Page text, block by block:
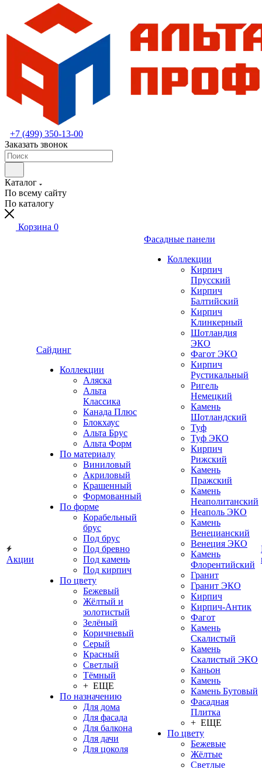
+7 (499) 350-13-00
Заказать звонок
Каталог
По всему сайту
По каталогу
Корзина 0
Акции
Сайдинг
Коллекции
Аляска
Альта
Классика
Канада Плюс
Блокхаус
Альта Брус
Альта Форм
По материалу
Виниловый
Акриловый
Крашенный
Формованный
По форме
Корабельный
брус
Под брус
Под бревно
Под камень
Под кирпич
По цвету
Бежевый
Жёлтый и
золотистый
Зелёный
Коричневый
Серый
Красный
Светлый
Тёмный
+ ЕЩЕ
По назначению
Для дома
Для фасада
Для балкона
Для дачи
Для цоколя
Фасадные панели
Коллекции
Кирпич
Прусский
Кирпич
Балтийский
Кирпич
Клинкерный
Шотландия
ЭКО
Фагот ЭКО
Кирпич
Рустикальный
Ригель
Немецкий
Камень
Шотландский
Туф
Туф ЭКО
Кирпич
Рижский
Камень
Пражский
Камень
Неаполитанский
Неаполь ЭКО
Камень
Венецианский
Венеция ЭКО
Камень
Флорентийский
Гранит
Гранит ЭКО
Кирпич
Кирпич-Антик
Фагот
Камень
Скалистый
Камень
Скалистый ЭКО
Каньон
Камень
Камень Бутовый
Фасадная
Плитка
+ ЕЩЕ
По цвету
Бежевые
Жёлтые
Светлые